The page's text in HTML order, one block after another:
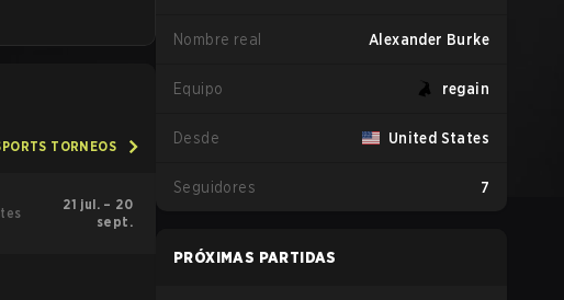
TORNEOS
21 jul. – 20
sept.
Nombre real Alexander Burke
Equipo regain
Desde United States
Seguidores 7
PRÓXIMAS PARTIDAS